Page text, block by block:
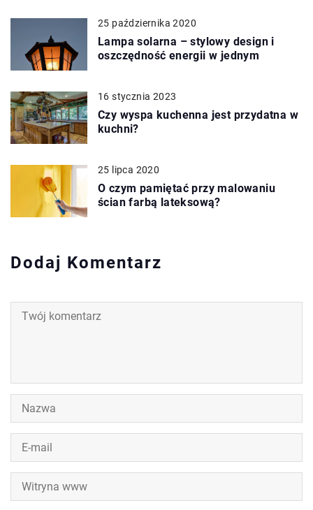
25 października 2020
Lampa solarna – stylowy design i
oszczędność energii w jednym
16 stycznia 2023
Czy wyspa kuchenna jest przydatna w
kuchni?
25 lipca 2020
O czym pamiętać przy malowaniu
ścian farbą lateksową?
Dodaj Komentarz